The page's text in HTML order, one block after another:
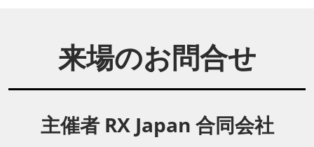
来場のお問合せ
主催者 RX Japan 合同会社